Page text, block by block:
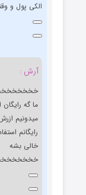
الکی پول و
آرش :
ما گه رایگان
میدونیم
رایگانم
خالی بشه